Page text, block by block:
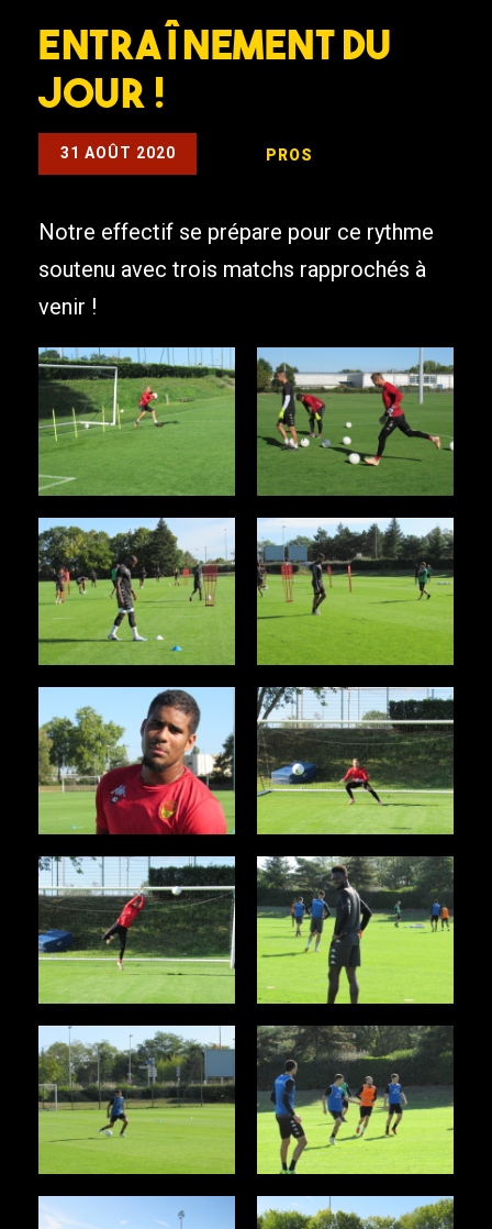
Entraînement du
jour !
31 AOÛT 2020 PROS
Notre effectif se prépare pour ce rythme
soutenu avec trois matchs rapprochés à
venir !